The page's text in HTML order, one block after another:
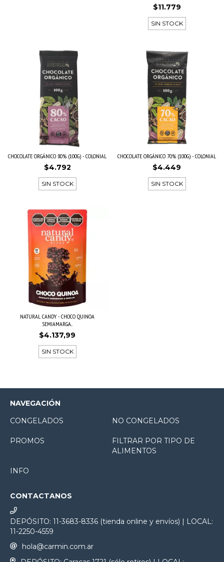
$11.779
SIN STOCK
CHOCOLATE ORGÁNICO 80% (100G) - COLONIAL
$4.792
SIN STOCK
CHOCOLATE ORGÁNICO 70% (100G) - COLONIAL
$4.449
SIN STOCK
NATURAL CANDY - CHOCO QUINOA
SEMIAMARGA...
$4.137,99
SIN STOCK
NAVEGACIÓN
CONGELADOS
NO CONGELADOS
PROMOS
FILTRAR POR TIPO DE
ALIMENTOS
INFO
CONTACTANOS
DEPÓSITO: 11-3683-8336 (tienda online y envíos) | LOCAL:
11-2250-4559
hola@carmin.com.ar